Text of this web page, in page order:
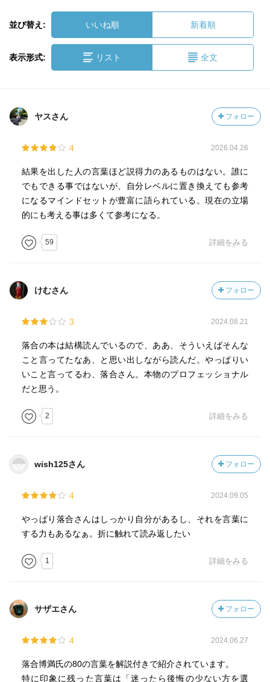
並び替え: いいね順 新着順
表示形式: リスト 全文
ヤスさん フォロー
4 2026.04.26
結果を出した人の言葉ほど説得力のあるものはない。誰に
でもできる事ではないが、自分レベルに置き換えても参考
になるマインドセットが豊富に語られている。現在の立場
的にも考える事は多くて参考になる。
59 詳細をみる
けむさん フォロー
3 2024.08.21
落合の本は結構読んでいるので、ああ、そういえばそんな
こと言ってたなあ、と思い出しながら読んだ。やっぱりい
いこと言ってるわ、落合さん。本物のプロフェッショナル
だと思う。
2 詳細をみる
wish125さん フォロー
4 2024.09.05
やっぱり落合さんはしっかり自分があるし、それを言葉に
する力もあるなぁ。折に触れて読み返したい
1 詳細をみる
サザエさん フォロー
4 2024.06.27
落合博満氏の80の言葉を解説付きで紹介されています。
特に印象に残った言葉は「迷ったら後悔の少ない方を選